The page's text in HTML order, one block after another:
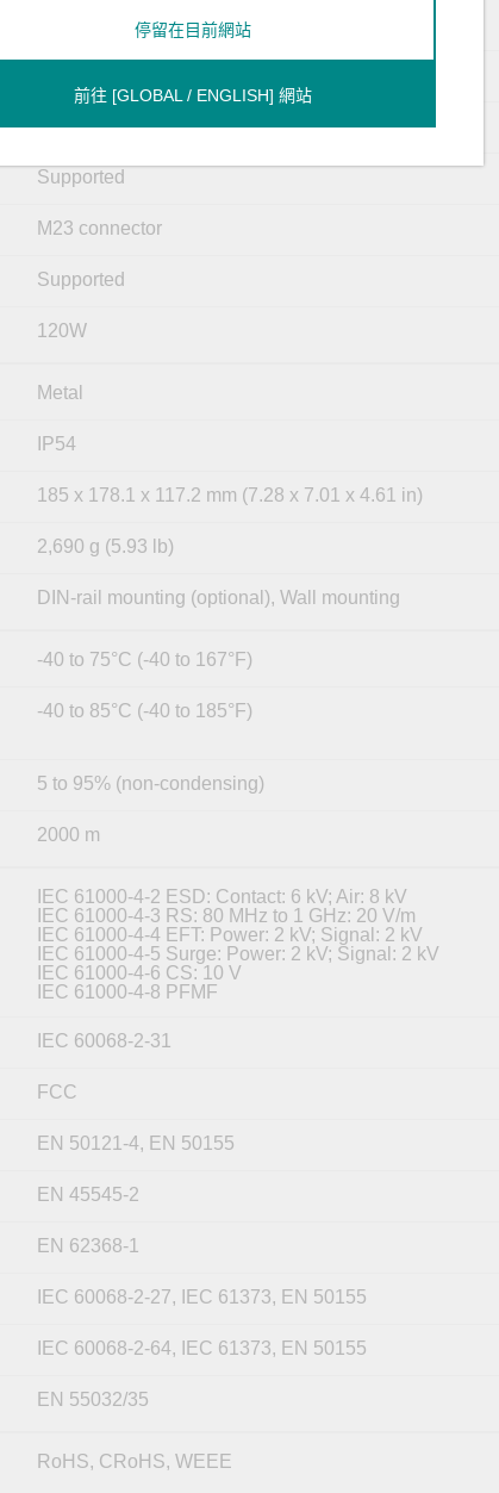
Redundant dual inputs, 24/36/48/72/96/110 VDC
16.8 to 137.5 VDC
Supported
M23 connector
Supported
120W
Metal
IP54
185 x 178.1 x 117.2 mm (7.28 x 7.01 x 4.61 in)
2,690 g (5.93 lb)
DIN-rail mounting (optional), Wall mounting
-40 to 75°C (-40 to 167°F)
-40 to 85°C (-40 to 185°F)
5 to 95% (non-condensing)
2000 m
IEC 61000-4-2 ESD: Contact: 6 kV; Air: 8 kV
IEC 61000-4-3 RS: 80 MHz to 1 GHz: 20 V/m
IEC 61000-4-4 EFT: Power: 2 kV; Signal: 2 kV
IEC 61000-4-5 Surge: Power: 2 kV; Signal: 2 kV
IEC 61000-4-6 CS: 10 V
IEC 61000-4-8 PFMF
IEC 60068-2-31
FCC
EN 50121-4, EN 50155
EN 45545-2
EN 62368-1
IEC 60068-2-27, IEC 61373, EN 50155
IEC 60068-2-64, IEC 61373, EN 50155
EN 55032/35
RoHS, CRoHS, WEEE
停留在目前網站
前往 [GLOBAL / ENGLISH] 網站